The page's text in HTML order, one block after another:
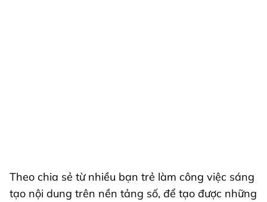
Theo chia sẻ từ nhiều bạn trẻ làm công việc sáng
tạo nội dung trên nền tảng số, để tạo được những